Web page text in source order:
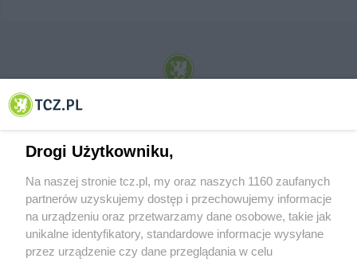
© 2001-2026 Tczew - TCZ.PL Sp. z o.o. Internetowy Serwis Informacyjny Miasta
Drogi Użytkowniku,
Na naszej stronie tcz.pl, my oraz naszych 1160 zaufanych
partnerów uzyskujemy dostęp i przechowujemy informacje
na urządzeniu oraz przetwarzamy dane osobowe, takie jak
unikalne identyfikatory, standardowe informacje wysyłane
przez urządzenie czy dane przeglądania w celu